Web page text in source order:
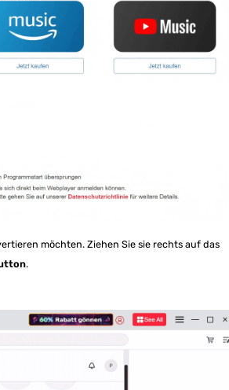
möchten. Ziehen Sie sie rechts auf das
.